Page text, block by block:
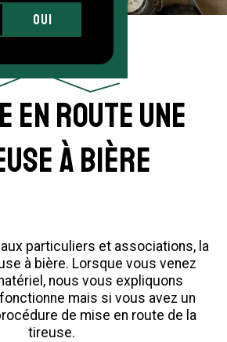
en route une
à bière
particuliers et associations, la
à bière. Lorsque vous venez
nous vous expliquons
mais si vous avez un
de mise en route de la
tireuse.
Oui